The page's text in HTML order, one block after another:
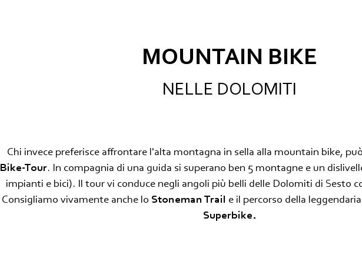
MOUNTAIN BIKE
NELLE DOLOMITI
Chi invece preferisce affrontare l'alta montagna in sella alla mountain bike,
Bike-Tour. In compagnia di una guida si superano ben 5 montagne e un
impianti e bici). Il tour vi conduce negli angoli più belli delle Dolomiti di Sesto
Consigliamo vivamente anche lo Stoneman Trail e il percorso della leggendaria
Superbike.